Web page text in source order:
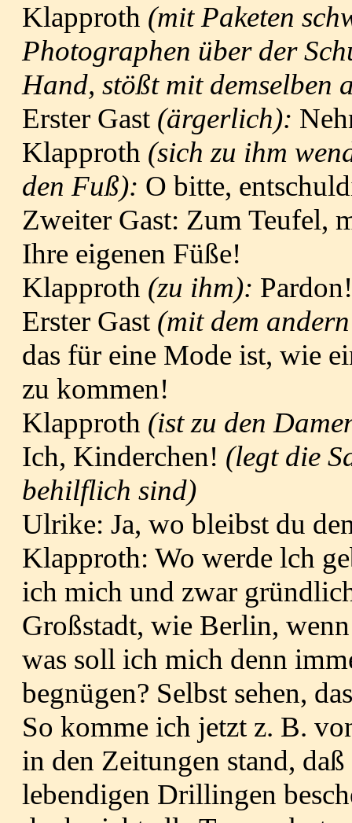
Klapproth (mit Paketen
Photographen über der
Hand, stößt mit demselben
Erster Gast (ärgerlich):
Klapproth (sich zu ihm
den Fuß): O bitte,
Zweiter Gast: Zum Teufel,
Ihre eigenen Füße!
Klapproth (zu ihm):
Erster Gast (mit dem
das für eine Mode ist, wie
zu kommen!
Klapproth (ist zu den
Ich, Kinderchen! (legt die
behilflich sind)
Ulrike: Ja, wo bleibst du
Klapproth: Wo werde lch
ich mich und zwar
Großstadt, wie Berlin,
was soll ich mich denn
begnügen? Selbst sehen,
So komme ich jetzt z. B.
in den Zeitungen stand,
lebendigen Drillingen